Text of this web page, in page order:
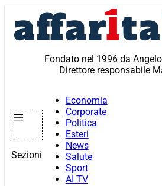
contenuto
Fondato nel 1996 da
Direttore responsabile
Sezioni
Economia
Corporate
Politica
Esteri
News
Salute
Sport
AI TV